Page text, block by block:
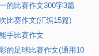
的比赛作文300字3篇
比赛作文(汇编15篇)
手比赛作文
的足球比赛作文(通用10